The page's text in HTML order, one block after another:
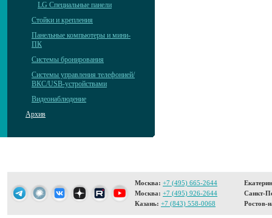
LG Специальные панели
Стойки и крепления
Панельные компьютеры и мини-
ПК
Системы бронирования
Системы управления телефонией/
ВКС/USB-устройствами
Видеонаблюдение
Архив
Москва: +7 (495) 665-2644
Москва: +7 (495) 926-2644
Казань: +7 (843) 558-0068
Санкт-
Ростов-